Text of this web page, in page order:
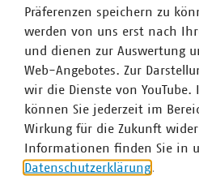
Präferenzen speichern zu
werden von uns erst nach
und dienen zur Auswertung
Web-Angebotes. Zur
wir die Dienste von
können Sie jederzeit im
Wirkung für die Zukunft
Informationen finden Sie in
Datenschutzerklärung.